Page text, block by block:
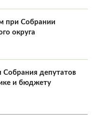
при Собрании
округа
Собрания депутатов
и бюджету